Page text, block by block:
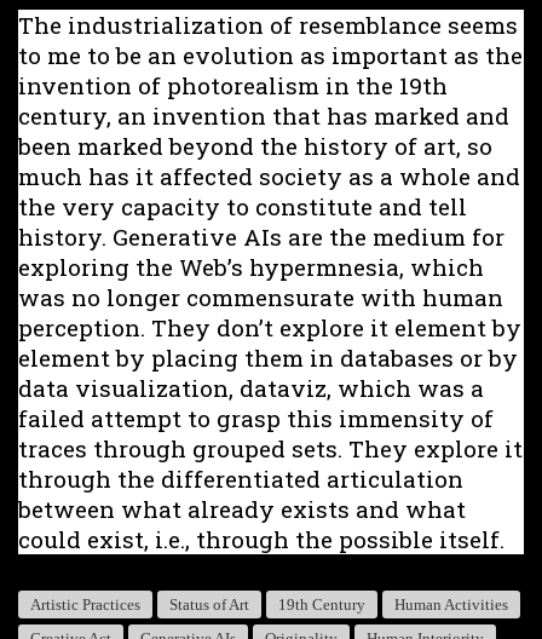
The industrialization of resemblance seems
to me to be an evolution as important as the
invention of photorealism in the 19th
century, an invention that has marked and
been marked beyond the history of art, so
much has it affected society as a whole and
the very capacity to constitute and tell
history. Generative AIs are the medium for
exploring the Web’s hypermnesia, which
was no longer commensurate with human
perception. They don’t explore it element by
element by placing them in databases or by
data visualization, dataviz, which was a
failed attempt to grasp this immensity of
traces through grouped sets. They explore it
through the differentiated articulation
between what already exists and what
could exist, i.e., through the possible itself.
Artistic Practices Status of Art 19th Century
Human Activities